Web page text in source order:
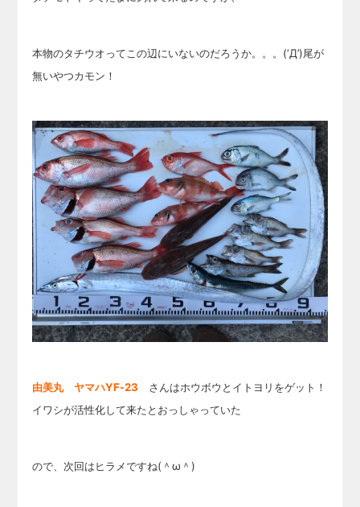
本物のタチウオってこの辺にいないのだろうか。。。(‘Д’)尾が
無いやつカモン！
由美丸 ヤマハYF-23 さんはホウボウとイトヨリをゲット！
イワシが活性化して来たとおっしゃっていた
ので、次回はヒラメですね(＾ω＾)